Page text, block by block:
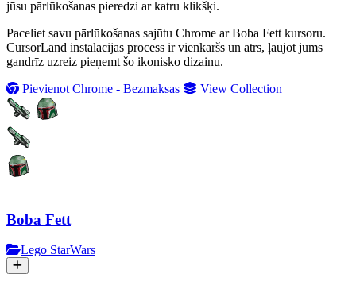
jūsu pārlūkošanas pieredzi ar katru klikšķi.
Paceliet savu pārlūkošanas sajūtu Chrome ar Boba Fett kursoru.
CursorLand instalācijas process ir vienkāršs un ātrs, ļaujot jums
gandrīz uzreiz pieņemt šo ikonisko dizainu.
Pievienot Chrome - Bezmaksas
View Collection
Boba Fett
Lego StarWars